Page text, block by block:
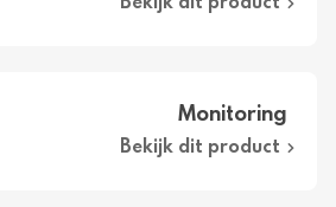
Monitoring
Bekijk dit product